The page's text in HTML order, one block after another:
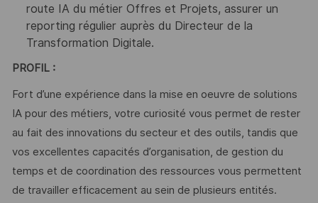
route IA du métier Offres et Projets, assurer un
reporting régulier auprès du Directeur de la
Transformation Digitale.
PROFIL :
Fort d’une expérience dans la mise en oeuvre de solutions
IA pour des métiers, votre curiosité vous permet de rester
au fait des innovations du secteur et des outils, tandis que
vos excellentes capacités d’organisation, de gestion du
temps et de coordination des ressources vous permettent
de travailler efficacement au sein de plusieurs entités.